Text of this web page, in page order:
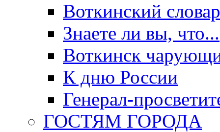
Воткинский
Знаете ли вы, что...
Воткинск
К дню России
Генерал-
ГОСТЯМ ГОРОДА